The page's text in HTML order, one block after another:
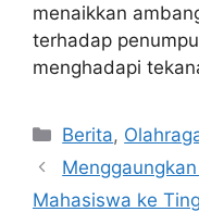
menaikkan
terhadap
menghadapi
Kategori
Berita,
Mahasiswa ke